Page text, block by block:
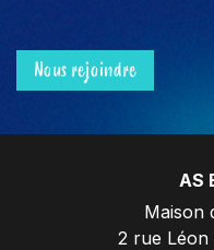
Nous rejoindre
AS
Maison
2 rue Léon